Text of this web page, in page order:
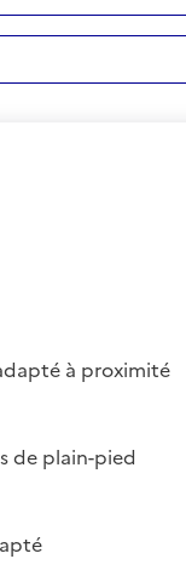
à proximité
de plain-pied